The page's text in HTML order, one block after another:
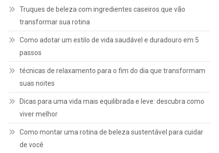
Truques de beleza com ingredientes caseiros que vão
transformar sua rotina
Como adotar um estilo de vida saudável e duradouro em 5
passos
técnicas de relaxamento para o fim do dia que transformam
suas noites
Dicas para uma vida mais equilibrada e leve: descubra como
viver melhor
Como montar uma rotina de beleza sustentável para cuidar
de você